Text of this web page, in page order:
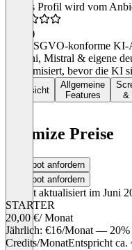
Dieses Profil wird vom
(2)
Der DSGVO-konforme
Gemini, Mistral & eigene
anonymisiert, bevor die KI
Übersicht
Allgemeine
Features
&
anymize Preise
Angebot anfordern
Angebot anfordern
Zuletzt aktualisiert im Juni
STARTER
20,00 €/ Monat
Jährlich: €16/Monat — 20%
Credits/MonatEntspricht ca.